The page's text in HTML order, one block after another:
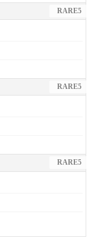
RARE5
RARE5
RARE5